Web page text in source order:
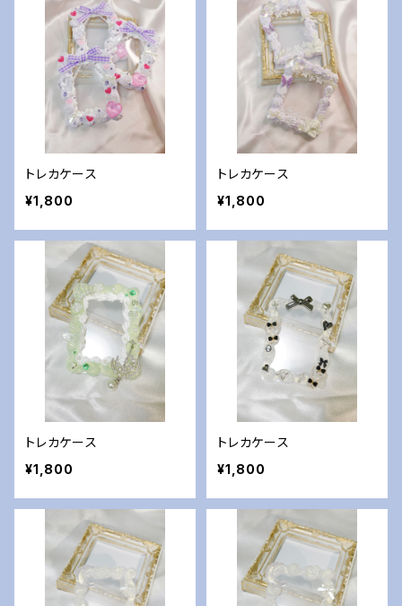
トレカケース
¥1,800
トレカケース
¥1,800
トレカケース
¥1,800
トレカケース
¥1,800